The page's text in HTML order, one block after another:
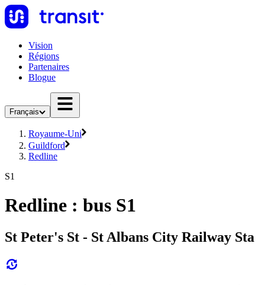
Vision
Régions
Partenaires
Blogue
Français
Royaume-Uni
Guildford
Redline
S1
Redline : bus S1
St Peter's St - St Albans City Railway Sta